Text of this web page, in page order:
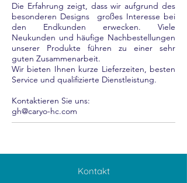
Die Erfahrung zeigt, dass wir aufgrund des
besonderen Designs großes Interesse bei
den Endkunden erwecken. Viele
Neukunden und häufige Nachbestellungen
unserer Produkte führen zu einer sehr
guten Zusammenarbeit.
Wir bieten Ihnen kurze Lieferzeiten, besten
Service und qualifizierte Dienstleistung.
Kontaktieren Sie uns:
gh@caryo-hc.com
Kontakt